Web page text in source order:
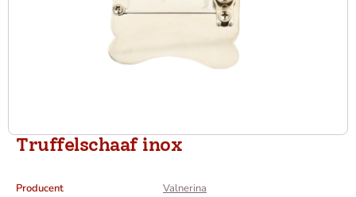
Truffelschaaf inox
Producent
Valnerina